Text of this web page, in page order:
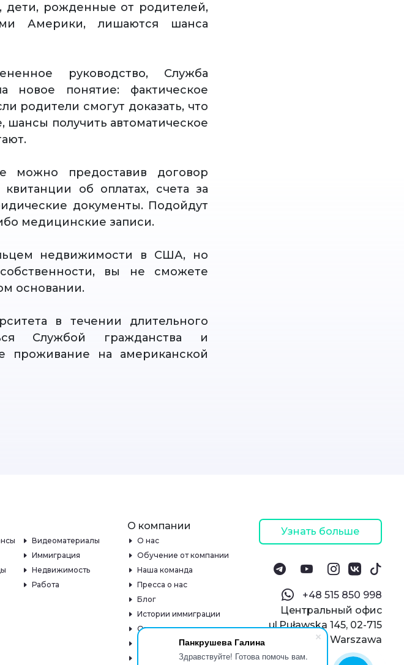
Панкрушева Галина
Здравствуйте! Готова помочь вам.
дети, рожденные от родителей,
Америки, лишаются шанса
руководство, Служба
новое понятие: фактическое
родители смогут доказать, что
получить автоматическое
можно предоставив договор
об оплатах, счета за
документы. Подойдут
медицинские записи.
недвижимости в США, но
вы не сможете
основании.
в течении длительного
Службой гражданства и
проживание на американской
Видеоматериалы
Иммиграция
Недвижимость
Работа
О компании
О нас
Обучение от компании
Наша команда
Пресса о нас
Блог
Истории иммиграции
Отзывы
Онлайн-школа
Узнать больше
‪+48 515 850 998‬
Центральный офис
ul.Puławska 145, 02-715
Warszawa